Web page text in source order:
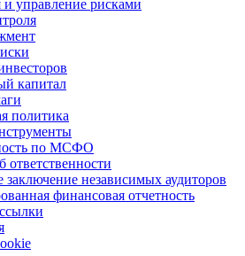
и управление рисками
капитал
политика
по МСФО
ответственности
заключение независимых аудиторов
финансовая отчетность